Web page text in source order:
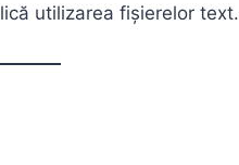
utilizarea fișierelor text.